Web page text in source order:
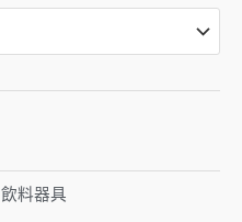
飲料器具